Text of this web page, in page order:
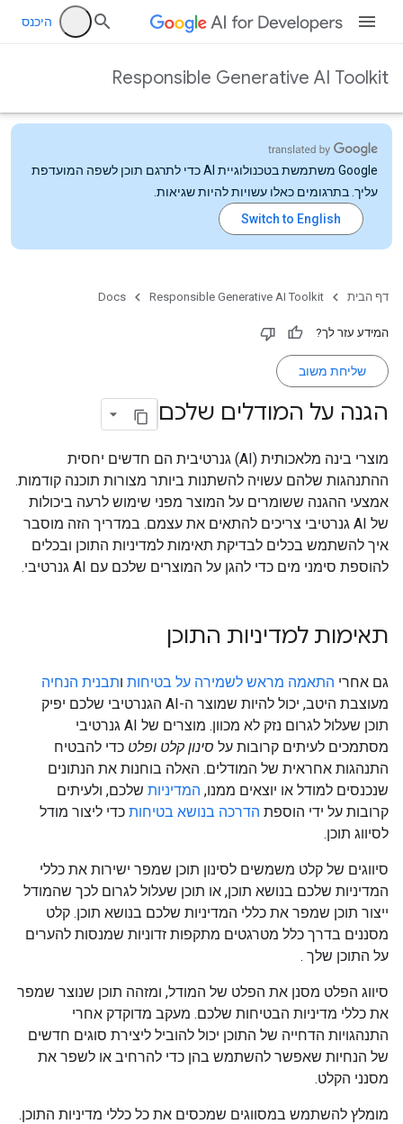
היכנס
Responsible Generative AI Toolkit
‫Google משתמשת בטכנולוגיית AI כדי לתרגם תוכן לשפה המועדפת
עליך. בתרגומים כאלו עשויות להיות שגיאות.
דף הבית Responsible Generative AI Toolkit
Docs
המידע עזר לך?
שליחת משוב
הגנה על המודלים שלכם
מוצרי בינה מלאכותית (AI) גנרטיבית הם חדשים יחסית
ההתנהגות שלהם עשויה להשתנות ביותר מצורות תוכנה קודמות.
אמצעי ההגנה ששומרים על המוצר מפני שימוש לרעה ביכולות
של AI גנרטיבי צריכים להתאים את עצמם. במדריך הזה מוסבר
איך להשתמש בכלים לבדיקת תאימות למדיניות התוכן ובכלים
להוספת סימני מים כדי להגן על המוצרים שלכם עם AI גנרטיבי.
תאימות למדיניות התוכן
גם אחרי התאמה מראש לשמירה על בטיחות ותבנית הנחיה
מעוצבת היטב, יכול להיות שמוצר ה-AI הגנרטיבי שלכם יפיק
תוכן שעלול לגרום נזק לא מכוון. מוצרים של AI גנרטיבי
מסתמכים לעיתים קרובות על סינון קלט ופלט כדי להבטיח
התנהגות אחראית של המודלים. האלה בוחנות את הנתונים
שנכנסים למודל או יוצאים ממנו, המדיניות שלכם, ולעיתים
קרובות על ידי הוספת הדרכה בנושא בטיחות כדי ליצור מודל
לסיווג תוכן.
סיווגים של קלט משמשים לסינון תוכן שמפר ישירות את כללי
המדיניות שלכם בנושא תוכן, או תוכן שעלול לגרום לכך שהמודל
ייצור תוכן שמפר את כללי המדיניות שלכם בנושא תוכן. קלט
מסננים בדרך כלל מטרגטים מתקפות זדוניות שמנסות להערים
על התוכן שלך .
סיווג הפלט מסנן את הפלט של המודל, ומזהה תוכן שנוצר שמפר
את כללי מדיניות הבטיחות שלכם. מעקב מדוקדק אחרי
התנהגויות הדחייה של התוכן יכול להוביל ליצירת סוגים חדשים
של הנחיות שאפשר להשתמש בהן כדי להרחיב או לשפר את
מסנני הקלט.
מומלץ להשתמש במסווגים שמכסים את כל כללי מדיניות התוכן.